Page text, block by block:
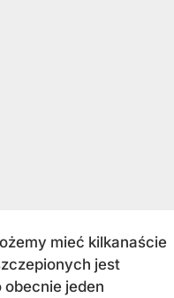
mieć kilkanaście
jest
obecnie jeden